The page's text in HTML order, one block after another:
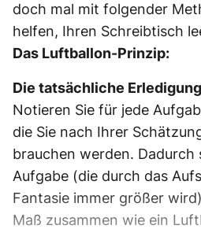
doch mal mit folgender
helfen, Ihren Schreibtisch
Das Luftballon-Prinzip:
Die tatsächliche
Notieren Sie für jede
die Sie nach Ihrer
brauchen werden.
Aufgabe (die durch das
Fantasie immer größer
Maß zusammen wie ein